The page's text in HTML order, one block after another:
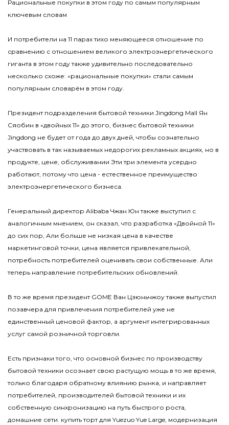
Рациональные покупки в этом году по самым популярным
ключевым словам
И потребители на 11 парах тихо меняющееся отношение по
сравнению с отношением великого электроэнергетического
гиганта в этом году также удивительно последовательно
несколько схоже: «рациональные покупки» стали самым
популярным словарём в этом году.
Президент подразделения бытовой техники Jingdong Mall Ян
Сяобин в «двойных 11» до этого, бизнес бытовой техники
Jingdong не будет от года до двух дней, чтобы сознательно
участвовать в так называемых недорогих рекламных акциях, но в
продукте, цене, обслуживании Эти три элемента усердно
работают, потому что цена - естественное преимущество
электроэнергетического бизнеса.
Генеральный директор Alibaba Чжан Юн также выступил с
аналогичным мнением, он сказал, что разработка «Двойной 11»
до сих пор, Али больше не низкая цена в качестве
маркетинговой точки, цена является привлекательной,
потребность потребителей оценивать свои собственные. Али
теперь направление потребительских обновлений.
В то же время президент GOME Ван Цзюньчжоу также выпустил
позавчера для привлечения потребителей уже не
единственный ценовой фактор, а аргумент интегрированных
услуг самой розничной торговли.
Есть признаки того, что основной бизнес по производству
бытовой техники осознает свою растущую мощь в то же время,
только благодаря обратному влиянию рынка, и направляет
потребителей, производителей бытовой техники и их
собственную синхронизацию на путь быстрого роста,
домашние сети. купить торт для Yuezuo Yue Large, модернизация